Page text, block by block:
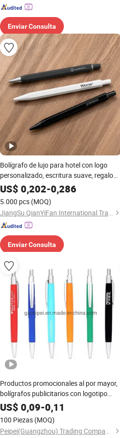
Enviar Consulta
Bolígrafo de lujo para hotel con logo
personalizado, escritura suave, regalo
promocional, bolígrafo para firmas en
hoteles
US$ 0,202-0,286
5.000 pcs (MOQ)
JiangSu QianYiFan International Trading Co.,Ltd
Enviar Consulta
Productos promocionales al por mayor,
bolígrafos publicitarios con logotipo
personalizado, bolígrafos de regalo
personalizados, bolígrafos de plástico
US$ 0,09-0,11
100 Piezas (MOQ)
Peipei(Guangzhou) Trading Company Ltd